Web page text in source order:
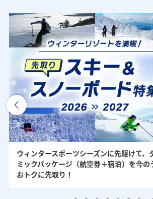
ウィンタースポーツシーズンに先駆けて、
ミックパッケージ（航空券＋宿泊）を今の
おトクに先取り！